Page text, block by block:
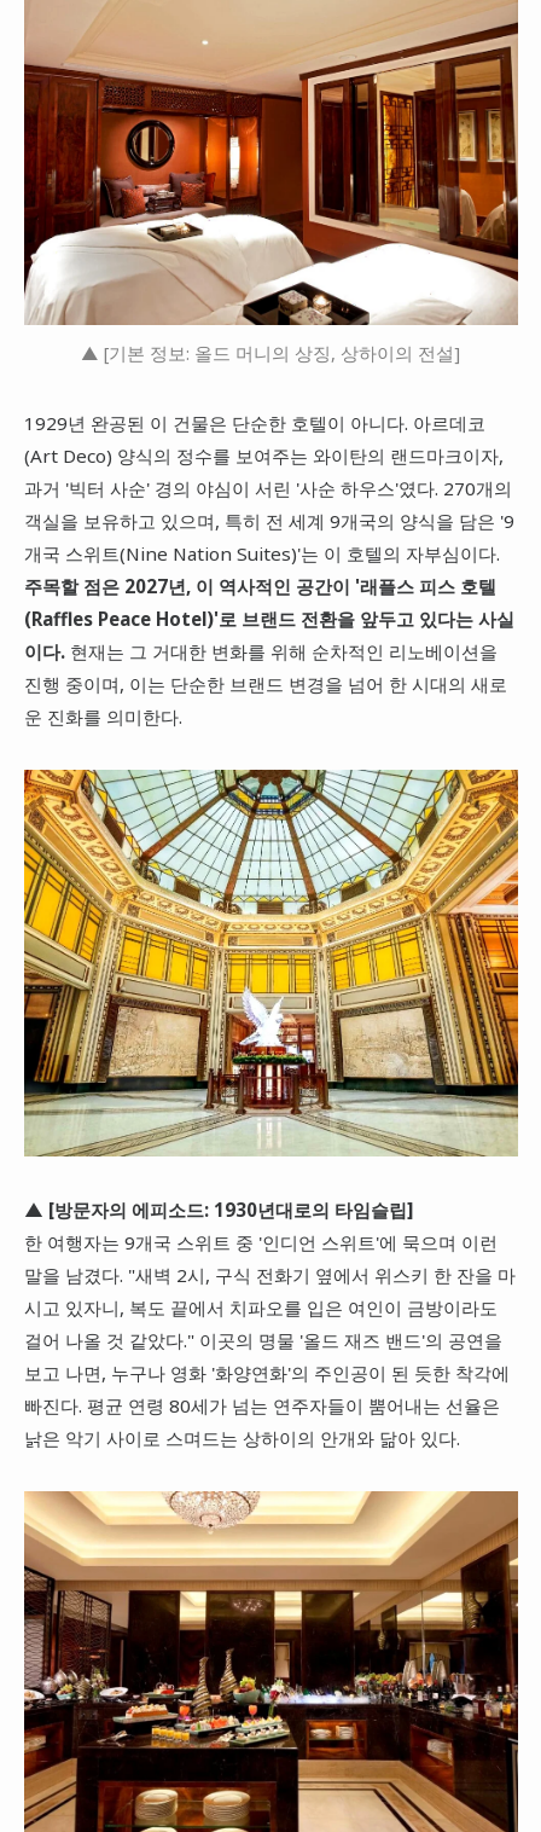
▲ [기본 정보: 올드 머니의 상징, 상하이의 전설]
1929년 완공된 이 건물은 단순한 호텔이 아니다. 아르데코
(Art Deco) 양식의 정수를 보여주는 와이탄의 랜드마크이자,
과거 '빅터 사순' 경의 야심이 서린 '사순 하우스'였다. 270개의
객실을 보유하고 있으며, 특히 전 세계 9개국의 양식을 담은 '9
개국 스위트(Nine Nation Suites)'는 이 호텔의 자부심이다.
주목할 점은 2027년, 이 역사적인 공간이 '래플스 피스 호텔
(Raffles Peace Hotel)'로 브랜드 전환을 앞두고 있다는 사실
이다.현재는 그 거대한 변화를 위해 순차적인 리노베이션을
진행 중이며, 이는 단순한 브랜드 변경을 넘어 한 시대의 새로
운 진화를 의미한다.
▲ [방문자의 에피소드: 1930년대로의 타임슬립]
한 여행자는 9개국 스위트 중 '인디언 스위트'에 묵으며 이런
말을 남겼다. "새벽 2시, 구식 전화기 옆에서 위스키 한 잔을 마
시고 있자니, 복도 끝에서 치파오를 입은 여인이 금방이라도
걸어 나올 것 같았다." 이곳의 명물 '올드 재즈 밴드'의 공연을
보고 나면, 누구나 영화 '화양연화'의 주인공이 된 듯한 착각에
빠진다. 평균 연령 80세가 넘는 연주자들이 뿜어내는 선율은
낡은 악기 사이로 스며드는 상하이의 안개와 닮아 있다.